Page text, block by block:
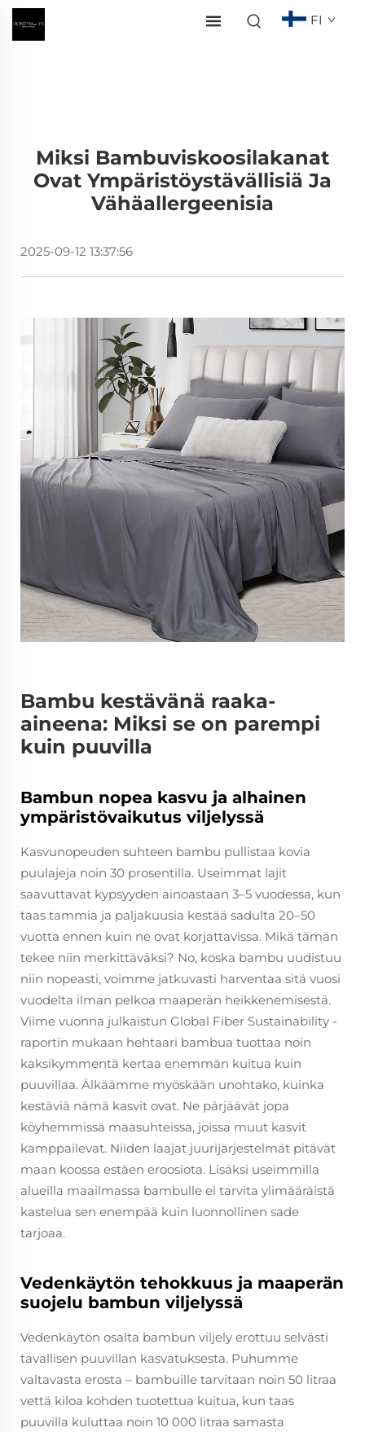
FI
Miksi Bambuviskoosilakanat
Ovat Ympäristöystävällisiä Ja
Vähäallergeenisia
2025-09-12 13:37:56
Bambu kestävänä raaka-
aineena: Miksi se on parempi
kuin puuvilla
Bambun nopea kasvu ja alhainen
ympäristövaikutus viljelyssä
Kasvunopeuden suhteen bambu pullistaa kovia
puulajeja noin 30 prosentilla. Useimmat lajit
saavuttavat kypsyyden ainoastaan 3–5 vuodessa, kun
taas tammia ja paljakuusia kestää sadulta 20–50
vuotta ennen kuin ne ovat korjattavissa. Mikä tämän
tekee niin merkittäväksi? No, koska bambu uudistuu
niin nopeasti, voimme jatkuvasti harventaa sitä vuosi
vuodelta ilman pelkoa maaperän heikkenemisestä.
Viime vuonna julkaistun Global Fiber Sustainability -
raportin mukaan hehtaari bambua tuottaa noin
kaksikymmentä kertaa enemmän kuitua kuin
puuvillaa. Älkäämme myöskään unohtako, kuinka
kestäviä nämä kasvit ovat. Ne pärjäävät jopa
köyhemmissä maasuhteissa, joissa muut kasvit
kamppailevat. Niiden laajat juurijärjestelmät pitävät
maan koossa estäen eroosiota. Lisäksi useimmilla
alueilla maailmassa bambulle ei tarvita ylimääräistä
kastelua sen enempää kuin luonnollinen sade
tarjoaa.
Vedenkäytön tehokkuus ja maaperän
suojelu bambun viljelyssä
Vedenkäytön osalta bambun viljely erottuu selvästi
tavallisen puuvillan kasvatuksesta. Puhumme
valtavasta erosta – bambuille tarvitaan noin 50 litraa
vettä kiloa kohden tuotettua kuitua, kun taas
puuvilla kuluttaa noin 10 000 litraa samasta